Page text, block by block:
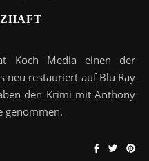
neu restauriert auf Blu Ray
den Krimi mit Anthony
genommen.